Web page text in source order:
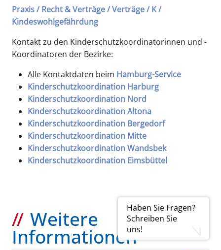
Haben Sie Fragen?
Schreiben Sie
uns!
Praxis / Recht & Verträge / Verträge / K /
Kindeswohlgefährdung
Kontakt zu den Kinderschutzkoordinatorinnen und -
Koordinatoren der Bezirke:
Alle Kontaktdaten beim Hamburg-Service
Kinderschutzkoordination Harburg
Kinderschutzkoordination Nord
Kinderschutzkoordination Altona
Kinderschutzkoordination Bergedorf
Kinderschutzkoordination Mitte
Kinderschutzkoordination Wandsbek
Kinderschutzkoordination Eimsbüttel
Weitere
Informationen